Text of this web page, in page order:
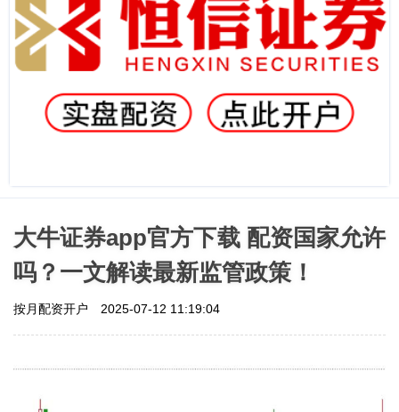
大牛证券app官方下载 配资国家允许
吗？一文解读最新监管政策！
按月配资开户 2025-07-12 11:19:04